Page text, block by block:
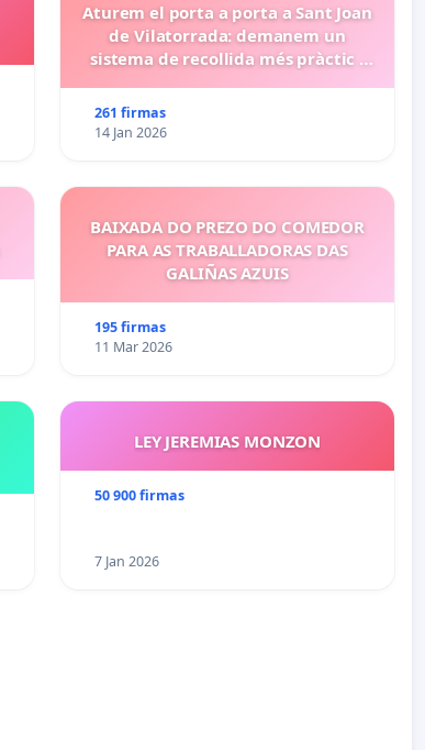
Aturem el porta a porta a Sant Joan
de Vilatorrada: demanem un
sistema de recollida més pràctic i
261 firmas
14 Jan 2026
BAIXADA DO PREZO DO COMEDOR
PARA AS TRABALLADORAS DAS
GALIÑAS AZUIS
195 firmas
11 Mar 2026
LEY JEREMIAS MONZON
50 900 firmas
7 Jan 2026